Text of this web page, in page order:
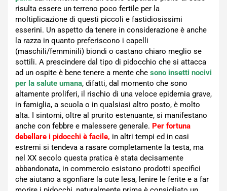
risulta essere un terreno poco fertile per la
moltiplicazione di questi piccoli e fastidiosissimi
esserini. Un aspetto da tenere in considerazione è anche
la razza in quanto preferiscono i capelli
(maschili/femminili) biondi o castano chiaro meglio se
sottili. A prescindere dal tipo di pidocchio che si attacca
ad un ospite è bene tenere a mente che sono insetti nocivi
per la salute umana, difatti, dal momento che sono
altamente proliferi, il rischio di una veloce epidemia grave,
in famiglia, a scuola o in qualsiasi altro posto, è molto
alta. I sintomi, oltre al prurito estenuante, si manifestano
anche con febbre e malessere generale. Per fortuna
debellare i pidocchi è facile, in altri tempi ed in casi
estremi si tendeva a rasare completamente la testa, ma
nel XX secolo questa pratica è stata decisamente
abbandonata, in commercio esistono prodotti specifici
che aiutano a sgonfiare la cute lesa, lenire le ferite e a far